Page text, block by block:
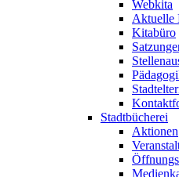
Webkita
Aktuelle
Kitabüro
Stadtbücherei
Aktionen